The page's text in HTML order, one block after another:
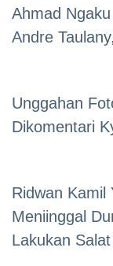
Ahmad
Andre
Unggahan
Dikomentari
Ridwan Kamil
Meniinggal
Lakukan